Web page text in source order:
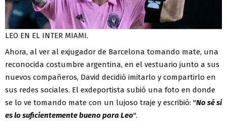
LEO EN EL INTER MIAMI.
Ahora, al ver al exjugador de Barcelona tomando mate, una
reconocida costumbre argentina, en el vestuario junto a sus
nuevos compañeros, David decidió imitarlo y compartirlo en
sus redes sociales. El exdeportista subió una foto en donde
se lo ve tomando mate con un lujoso traje y escribió: "No sé si
es lo suficientemente bueno para Leo".